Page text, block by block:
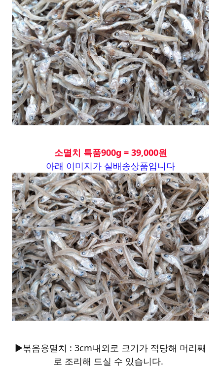
소멸치 특품900g = 39,000원
아래 이미지가 실배송상품입니다
▶볶음용멸치 : 3cm내외로 크기가 적당해 머리째
로 조리해 드실 수 있습니다.